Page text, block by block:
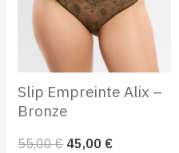
Slip Empreinte Alix –
Bronze
55,00€ 45,00 €